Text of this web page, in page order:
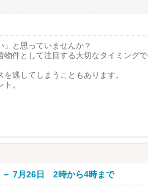
」と思っていませんか？
件として注目する大切なタイミングで
逃してしまうこともあります。
。
い。
7月26日 2時から4時まで